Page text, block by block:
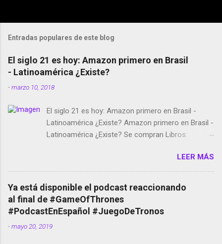
Entradas populares de este blog
El siglo 21 es hoy: Amazon primero en Brasil
- Latinoamérica ¿Existe?
-marzo 10, 2018
El siglo 21 es hoy: Amazon primero en Brasil -
Latinoamérica ¿Existe? Amazon primero en Brasil -
Latinoamérica ¿Existe? Se compran Libros:
temporada de Black Mirror Twitter deja de verificar
cuentas Responden los fotógrafos Brian May y el
copyright en Instagram Música y vídeo selfies en la
red social Riddley Scott saca a Kevin Spacey de su
película Francisco regaña a los que usan el
smartphone en sus misas La serie de la Tierra
Media GoBee - StartUp de bicicletas de alquiler
LEER MÁS
Ya está disponible el podcast reaccionando
al final de #GameOfThrones
#PodcastEnEspañol #JuegoDeTronos
-mayo 20, 2019